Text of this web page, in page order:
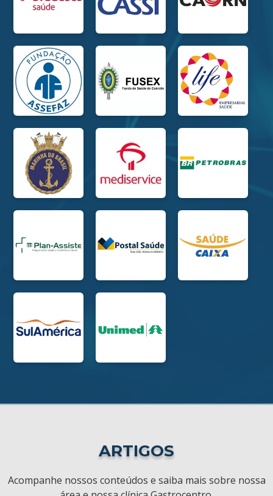
ARTIGOS
Acompanhe nossos conteúdos e saiba mais sobre nossa